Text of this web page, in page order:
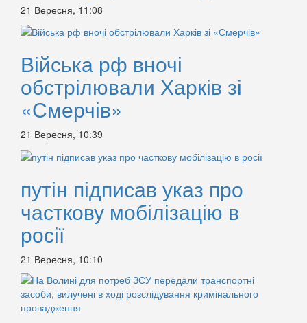
21 Вересня, 11:08
Війська рф вночі
обстрілювали Харків зі
«Смерчів»
21 Вересня, 10:39
путін підписав указ про
часткову мобілізацію в
росії
21 Вересня, 10:10